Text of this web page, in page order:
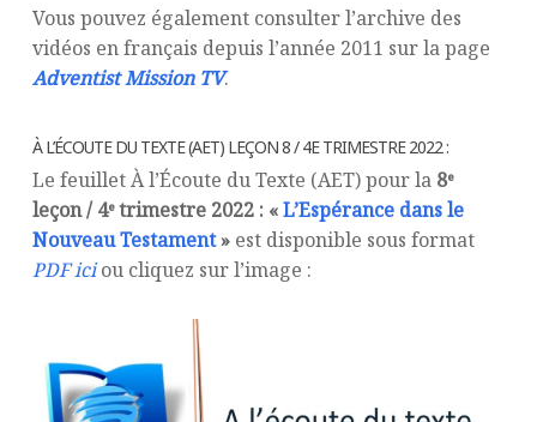
Vous pouvez également consulter l’archive des
vidéos en français depuis l’année 2011 sur la page
Adventist Mission TV.
À L’ÉCOUTE DU TEXTE (AET) LEÇON 8 / 4E TRIMESTRE 2022 :
Le feuillet À l’Écoute du Texte (AET) pour la8ᵉ
leçon / 4ᵉ trimestre 2022 : «L’Espérance dans le
Nouveau Testament»est disponible sous format
PDF iciou cliquez sur l’image :